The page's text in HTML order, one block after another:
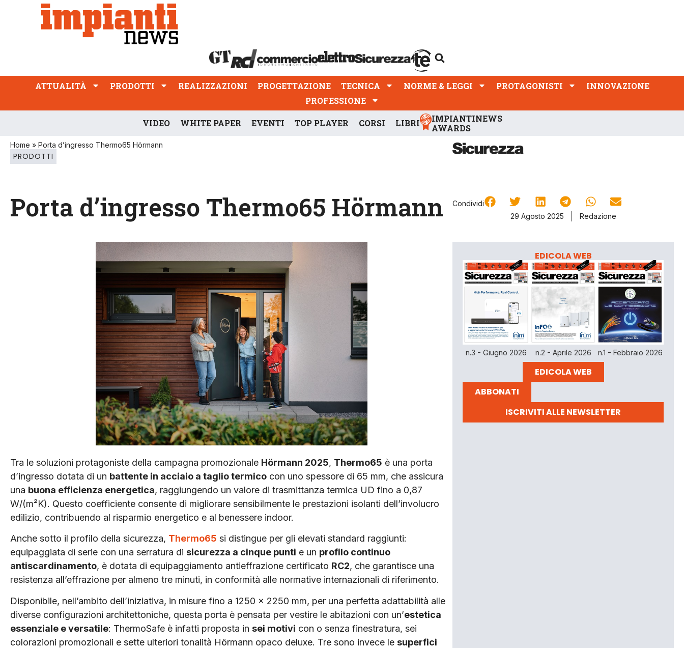
ATTUALITÀ PRODOTTI REALIZZAZIONI
PROFESSIONE
ATTUALITÀ PRODOTTI REALIZZAZIONI PROGETTAZIONE TECNICA NORME & LEGGI PROTAGONISTI
INNOVAZIONE
PROFESSIONE
VIDEO WHITE PAPER EVENTI TOP PLAYER CORSI LIBRI
IMPIANTINEWS
AWARDS
Home » Porta d’ingresso Thermo65 Hörmann
PRODOTTI
Porta d’ingresso Thermo65 Hörmann
Condividi
29 Agosto 2025
Redazione
Tra le soluzioni protagoniste della campagna promozionale Hörmann 2025, Thermo65 è una porta
d’ingresso dotata di un battente in acciaio a taglio termico con uno spessore di 65 mm, che assicura
una buona efficienza energetica, raggiungendo un valore di trasmittanza termica UD fino a 0,87
W/(m²K). Questo coefficiente consente di migliorare sensibilmente le prestazioni isolanti dell’involucro
edilizio, contribuendo al risparmio energetico e al benessere indoor.
Anche sotto il profilo della sicurezza, Thermo65 si distingue per gli elevati standard raggiunti:
equipaggiata di serie con una serratura di sicurezza a cinque punti e un profilo continuo
antiscardinamento, è dotata di equipaggiamento antieffrazione certificato RC2, che garantisce una
resistenza all’effrazione per almeno tre minuti, in conformità alle normative internazionali di riferimento.
Disponibile, nell’ambito dell’iniziativa, in misure fino a 1250 x 2250 mm, per una perfetta adattabilità alle
diverse configurazioni architettoniche, questa porta è pensata per vestire le abitazioni con un’estetica
essenziale e versatile: ThermoSafe è infatti proposta in sei motivi con o senza finestratura, sei
colorazioni promozionali e sette ulteriori tonalità Hörmann opaco deluxe. Tre sono invece le superfici
EDICOLA WEB
n.3 - Giugno 2026 n.2 - Aprile 2026 n.1 - Febbraio 2026
EDICOLA WEB
ABBONATI
ISCRIVITI ALLE NEWSLETTER